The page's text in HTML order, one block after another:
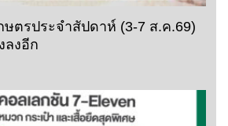
ษตรประจำสัปดาห์ (3-7 ส.ค.69)
ลงอีก